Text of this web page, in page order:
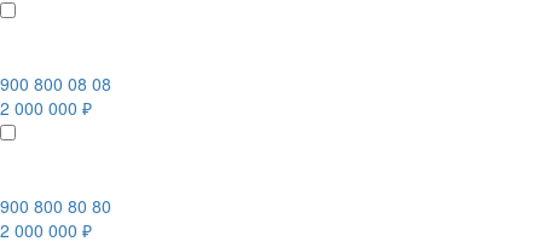
900 800 08 08
2 000 000 ₽
900 800 80 80
2 000 000 ₽